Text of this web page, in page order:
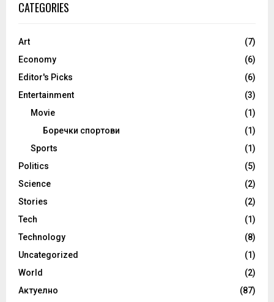
CATEGORIES
Art
(7)
Economy
(6)
Editor's Picks
(6)
Entertainment
(3)
Movie
(1)
Боречки спортови
(1)
Sports
(1)
Politics
(5)
Science
(2)
Stories
(2)
Tech
(1)
Technology
(8)
Uncategorized
(1)
World
(2)
Актуелно
(87)